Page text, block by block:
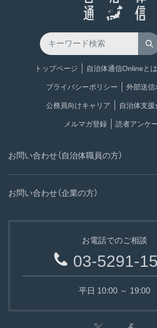
トップページ 自治体通信Onlineとは
プライバシーポリシー 外部送信
公務員向けキャリア 自治体支援
メルマガ登録 読者アンケ
お問い合わせ（自治体職員の方）
お問い合わせ（企業の方）
お電話でのご相談
03-5291-
平日 10:00 ～ 19:00